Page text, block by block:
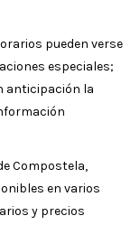
pueden verse
especiales;
anticipación la
Compostela,
en varios
y precios